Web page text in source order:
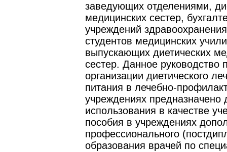
заведующих отделениями,
медицинских сестер,
учреждений
студентов медицинских
выпускающих диетических
сестер. Данное руководство
организации диетического
питания в лечебно-
учреждениях предназначено
использования в качестве
пособия в учреждениях
профессионального
образования врачей по